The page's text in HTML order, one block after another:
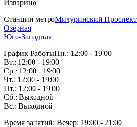
Изварино
Станции метроМичуринский Проспект
Озёрная
Юго-Западная
График РаботыПн.: 12:00 - 19:00
Вт.: 12:00 - 19:00
Ср.: 12:00 - 19:00
Чт.: 12:00 - 19:00
Пт.: 12:00 - 19:00
Сб.: Выходной
Вс.: Выходной
Время занятий: Вечер: 19:00 - 21:00